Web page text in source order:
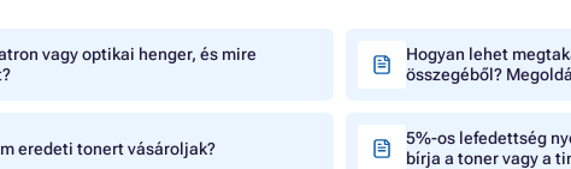
vagy optikai henger, és mire
Hogyan lehet
összegéből?
eredeti tonert vásároljak?
5%-os lefedettség
bírja a toner vagy a